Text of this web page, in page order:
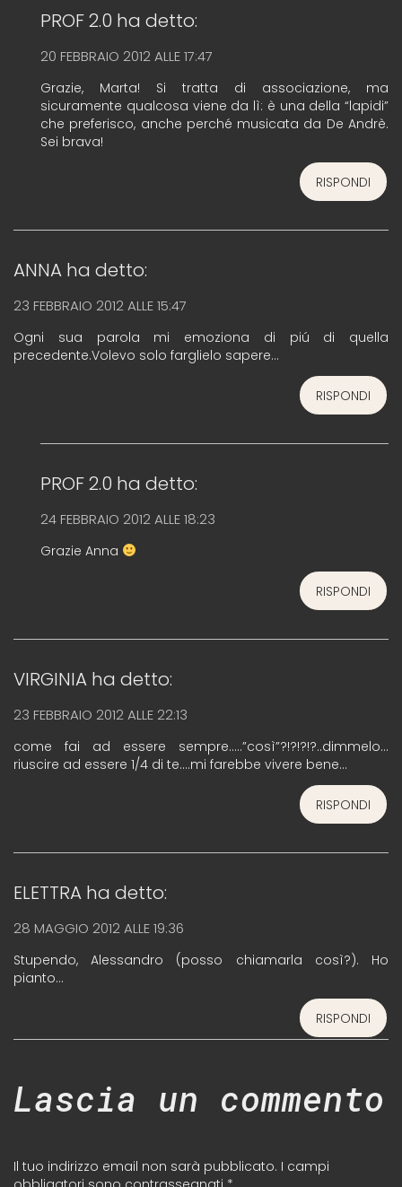
PROF 2.0 ha detto:
20 FEBBRAIO 2012 ALLE 17:47
Grazie, Marta! Si tratta di associazione, ma
sicuramente qualcosa viene da lì: è una della “lapidi”
che preferisco, anche perché musicata da De Andrè.
Sei brava!
RISPONDI
ANNA ha detto:
23 FEBBRAIO 2012 ALLE 15:47
Ogni sua parola mi emoziona di piú di quella
precedente.Volevo solo farglielo sapere…
RISPONDI
PROF 2.0 ha detto:
24 FEBBRAIO 2012 ALLE 18:23
Grazie Anna
RISPONDI
VIRGINIA ha detto:
23 FEBBRAIO 2012 ALLE 22:13
come fai ad essere sempre…..”così”?!?!?!?..dimmelo…
riuscire ad essere 1/4 di te….mi farebbe vivere bene…
RISPONDI
ELETTRA ha detto:
28 MAGGIO 2012 ALLE 19:36
Stupendo, Alessandro (posso chiamarla così?). Ho
pianto…
RISPONDI
Lascia un commento
Il tuo indirizzo email non sarà pubblicato. I campi